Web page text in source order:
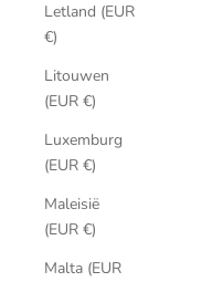
Letland (EUR
€)
Litouwen
(EUR €)
Luxemburg
(EUR €)
Maleisië
(EUR €)
Malta (EUR